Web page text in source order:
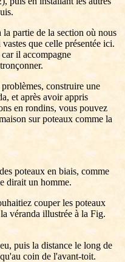
la partie de la section où nous
que celle présentée ici.
il accompagne
construire une
et après avoir appris
en rondins, vous pouvez
sur poteaux comme la
poteaux en biais, comme
dirait un homme.
couper les poteaux
véranda illustrée à la Fig.
puis la distance le long de
coin de l'avant-toit.